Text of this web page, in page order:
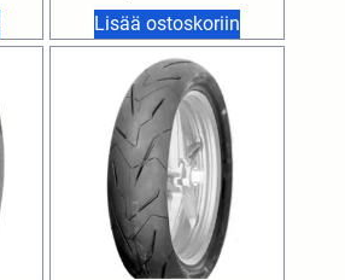
Lisää ostoskoriin